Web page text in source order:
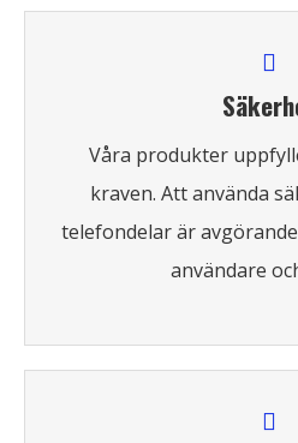
Våra produkter
kraven. Att använda
telefondelar är
användare